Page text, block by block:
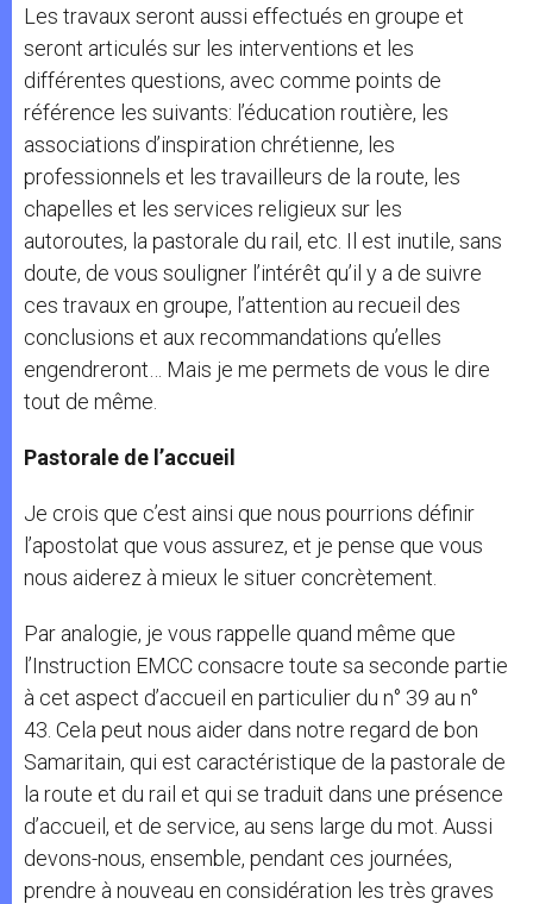
Les travaux seront aussi effectués en groupe et
seront articulés sur les interventions et les
différentes questions, avec comme points de
référence les suivants: l’éducation routière, les
associations d’inspiration chrétienne, les
professionnels et les travailleurs de la route, les
chapelles et les services religieux sur les
autoroutes, la pastorale du rail, etc. Il est inutile, sans
doute, de vous souligner l’intérêt qu’il y a de suivre
ces travaux en groupe, l’attention au recueil des
conclusions et aux recommandations qu’elles
engendreront… Mais je me permets de vous le dire
tout de même.
Pastorale de l’accueil
Je crois que c’est ainsi que nous pourrions définir
l’apostolat que vous assurez, et je pense que vous
nous aiderez à mieux le situer concrètement.
Par analogie, je vous rappelle quand même que
l’Instruction EMCC consacre toute sa seconde partie
à cet aspect d’accueil en particulier du n° 39 au n°
43. Cela peut nous aider dans notre regard de bon
Samaritain, qui est caractéristique de la pastorale de
la route et du rail et qui se traduit dans une présence
d’accueil, et de service, au sens large du mot. Aussi
devons-nous, ensemble, pendant ces journées,
prendre à nouveau en considération les très graves